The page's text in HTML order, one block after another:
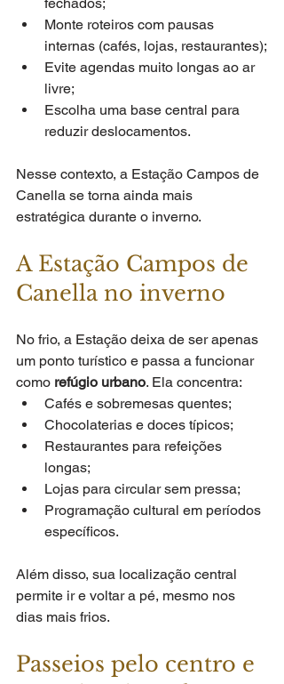
Monte roteiros com pausas
internas (cafés, lojas, restaurantes);
Evite agendas muito longas ao ar
livre;
Escolha uma base central para
reduzir deslocamentos.
Nesse contexto, a Estação Campos de
Canella se torna ainda mais
estratégica durante o inverno.
A Estação Campos de
Canella no inverno
No frio, a Estação deixa de ser apenas
um ponto turístico e passa a funcionar
como refúgio urbano. Ela concentra:
Cafés e sobremesas quentes;
Chocolaterias e doces típicos;
Restaurantes para refeições
longas;
Lojas para circular sem pressa;
Programação cultural em períodos
específicos.
Além disso, sua localização central
permite ir e voltar a pé, mesmo nos
dias mais frios.
Passeios pelo centro e